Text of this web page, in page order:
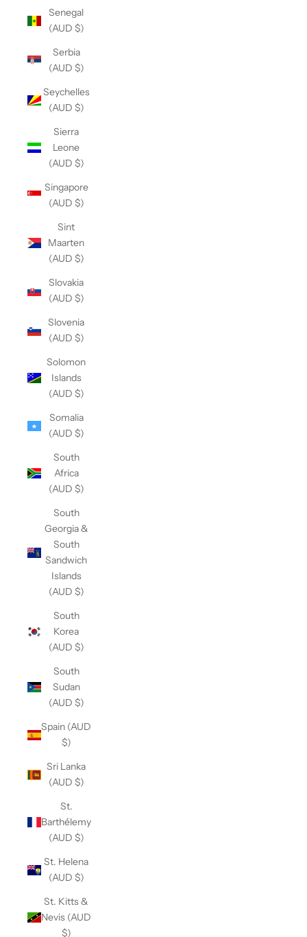
Senegal
(AUD $)
Serbia
(AUD $)
Seychelles
(AUD $)
Sierra
Leone
(AUD $)
Singapore
(AUD $)
Sint
Maarten
(AUD $)
Slovakia
(AUD $)
Slovenia
(AUD $)
Solomon
Islands
(AUD $)
Somalia
(AUD $)
South
Africa
(AUD $)
South
Georgia &
South
Sandwich
Islands
(AUD $)
South
Korea
(AUD $)
South
Sudan
(AUD $)
Spain (AUD
$)
Sri Lanka
(AUD $)
St.
Barthélemy
(AUD $)
St. Helena
(AUD $)
St. Kitts &
Nevis (AUD
$)